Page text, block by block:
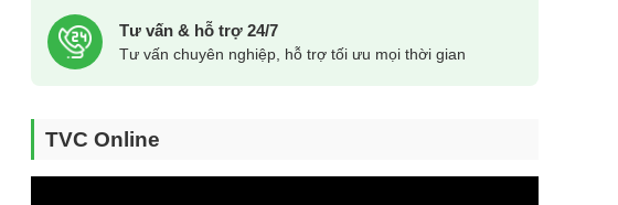
Tư vấn & hỗ trợ 24/7
Tư vấn chuyên nghiệp, hỗ trợ tối ưu mọi thời gian
TVC Online